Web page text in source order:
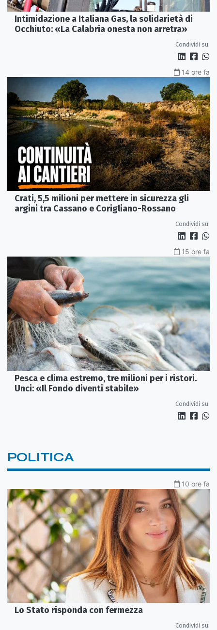
Intimidazione a Italiana Gas, la solidarietà di
Occhiuto: «La Calabria onesta non arretra»
Condividi su:
14 ore fa
Crati, 5,5 milioni per mettere in sicurezza gli
argini tra Cassano e Corigliano-Rossano
Condividi su:
15 ore fa
Pesca e clima estremo, tre milioni per i ristori.
Unci: «Il Fondo diventi stabile»
Condividi su:
POLITICA
10 ore fa
Lo Stato risponda con fermezza
Condividi su: